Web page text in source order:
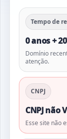
Tempo de
0 anos +
Domínio
atenção.
CNPJ
CNPJ não
Esse site não